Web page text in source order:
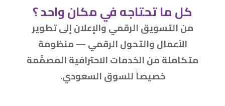
كل ما تحتاجه في مكان واحد ؟
من التسويق الرقمي والإعلان إلى تطوير
الأعمال والتحول الرقمي — منظومة
متكاملة من الخدمات الاحترافية المصمَّمة
خصيصاً للسوق السعودي.